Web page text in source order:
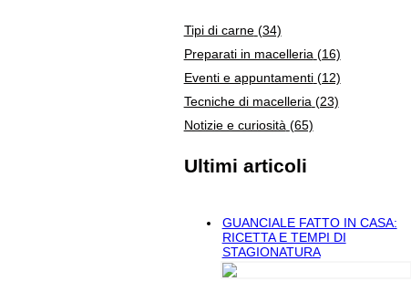
Tipi di carne (34)
Preparati in macelleria (16)
Eventi e appuntamenti (12)
Tecniche di macelleria (23)
Notizie e curiosità (65)
Ultimi articoli
GUANCIALE FATTO IN CASA:
RICETTA E TEMPI DI
STAGIONATURA